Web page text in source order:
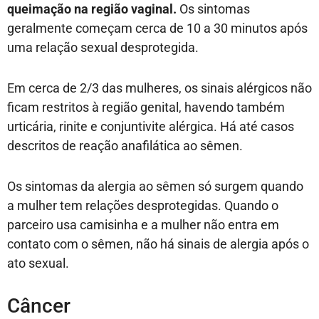
queimação na região vaginal. Os sintomas
geralmente começam cerca de 10 a 30 minutos após
uma relação sexual desprotegida.
Em cerca de 2/3 das mulheres, os sinais alérgicos não
ficam restritos à região genital, havendo também
urticária, rinite e conjuntivite alérgica. Há até casos
descritos de reação anafilática ao sêmen.
Os sintomas da alergia ao sêmen só surgem quando
a mulher tem relações desprotegidas. Quando o
parceiro usa camisinha e a mulher não entra em
contato com o sêmen, não há sinais de alergia após o
ato sexual.
Câncer